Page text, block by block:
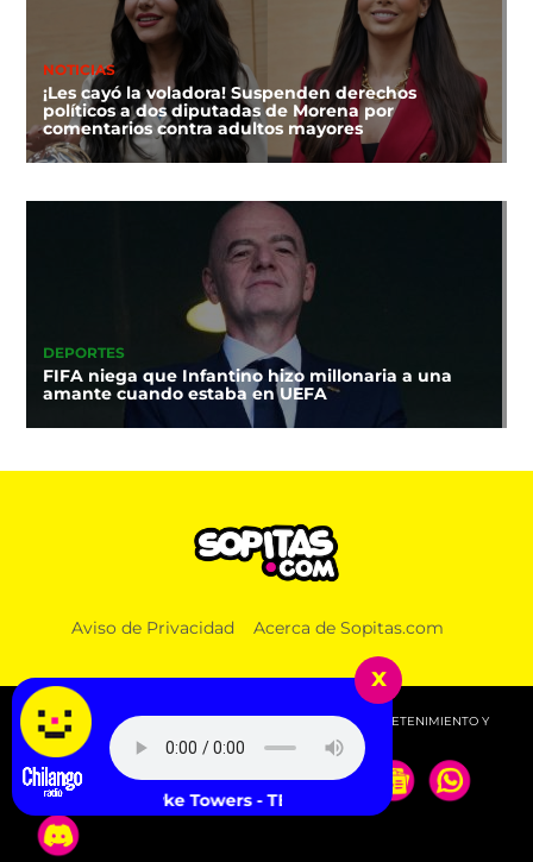
NOTICIAS
¡Les cayó la voladora! Suspenden derechos
políticos a dos diputadas de Morena por
comentarios contra adultos mayores
DEPORTES
FIFA niega que Infantino hizo millonaria a una
amante cuando estaba en UEFA
Aviso de Privacidad Acerca de Sopitas.com
© 2026 SOPITAS.COM - MÚSICA, NOTICIAS, DEPORTES, ENTRETENIMIENTO Y
MÁS!.
x
Myke Towers - TENGO CELOS